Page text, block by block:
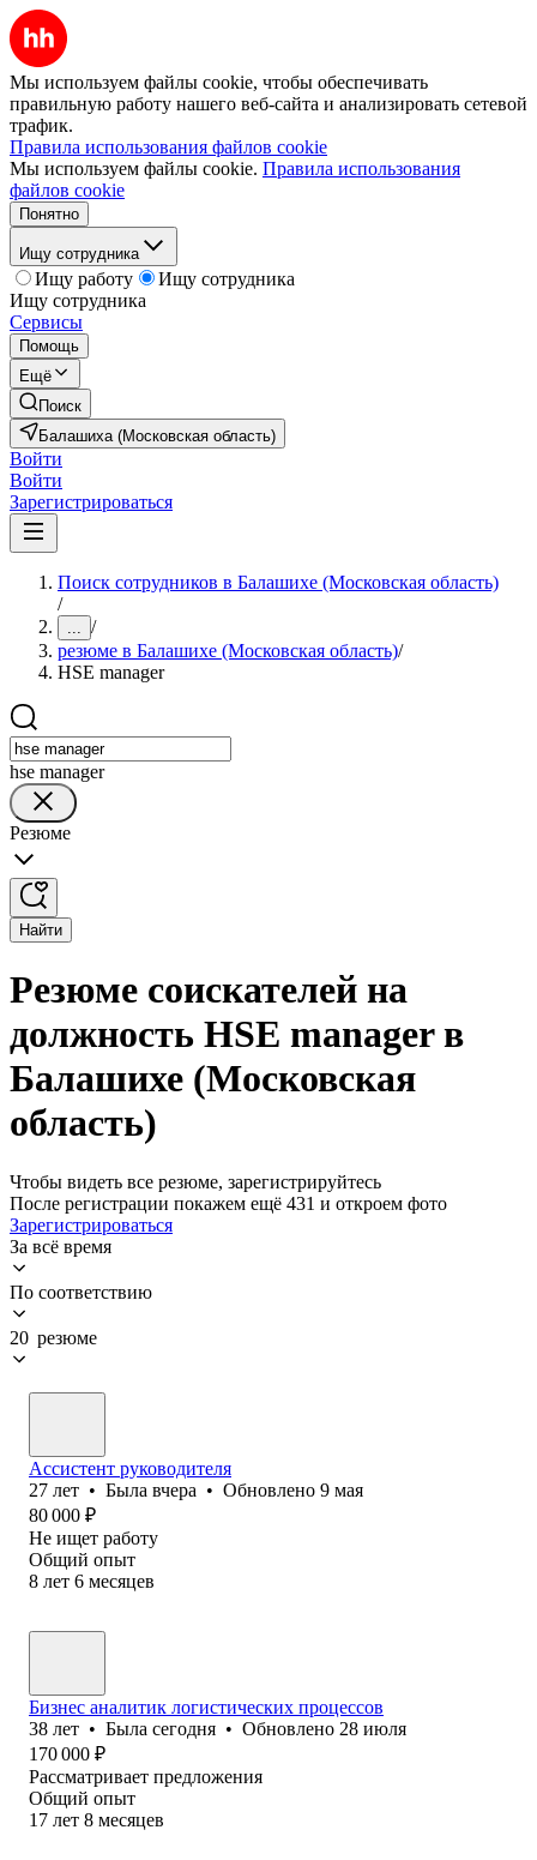
Мы используем файлы cookie, чтобы обеспечивать
правильную работу нашего веб-сайта и анализировать сетевой
трафик.
Правила использования файлов cookie
Мы используем файлы cookie. Правила использования
файлов cookie
Понятно
Ищу сотрудника
Ищу работу
Ищу сотрудника
Ищу сотрудника
Сервисы
Помощь
Ещё
Поиск
Балашиха (Московская область)
Войти
Войти
Зарегистрироваться
Поиск сотрудников в Балашихе (Московская область)
/
... /
резюме в Балашихе (Московская область)/
HSE manager
hse manager
Резюме
Найти
Резюме соискателей на
должность HSE manager в
Балашихе (Московская
область)
Чтобы видеть все резюме, зарегистрируйтесь
После регистрации покажем ещё 431 и откроем фото
Зарегистрироваться
За всё время
По соответствию
20 резюме
Ассистент руководителя
27 лет • Была вчера • Обновлено 9 мая
80 000 ₽
Не ищет работу
Общий опыт
8 лет 6 месяцев
Бизнес аналитик логистических процессов
38 лет • Была сегодня • Обновлено 28 июля
170 000 ₽
Рассматривает предложения
Общий опыт
17 лет 8 месяцев